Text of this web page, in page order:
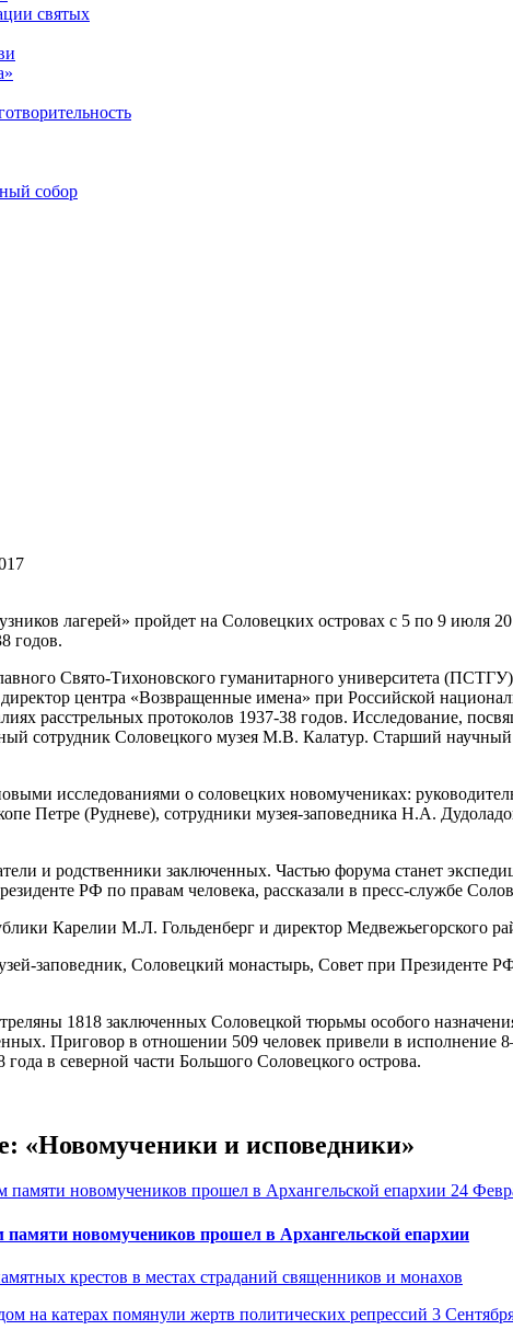
святых
собор
лагерей» пройдет на Соловецких островах с 5 по 9 июля
годов.
Свято-Тихоновского гуманитарного университета
директор центра «Возвращенные имена» при Российской
расстрельных протоколов 1937-38 годов. Исследование,
сотрудник Соловецкого музея М.В. Калатур. Старший
исследованиями о соловецких новомучениках:
Петре (Рудневе), сотрудники музея-заповедника Н.А.
и родственники заключенных. Частью форума станет
РФ по правам человека, рассказали в пресс-службе
Карелии М.Л. Гольденберг и директор Медвежьегорского
заповедник, Соловецкий монастырь, Совет при Президенте
1818 заключенных Соловецкой тюрьмы особого
Приговор в отношении 509 человек привели в
в северной части Большого Соловецкого острова.
«Новомученики и исповедники»
24
памяти новомучеников прошел в Архангельской епархии
крестов в местах страданий священников и монахов
3